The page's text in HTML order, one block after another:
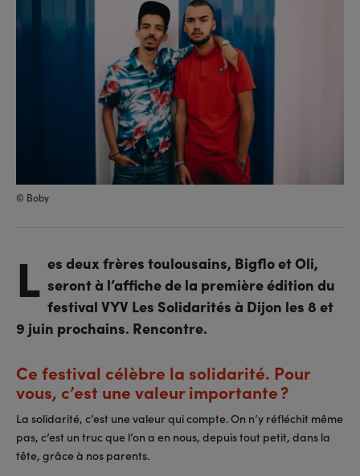
© Boby
L es deux frères toulousains, Bigflo et Oli,
seront à l’affiche de la première édition du
festival VYV Les Solidarités à Dijon les 8 et
9 juin prochains. Rencontre.
Ce festival célèbre la solidarité. Pour
vous, c’est une valeur importante ?
La solidarité, c’est une valeur qui compte. On n’y réfléchit même
pas, c’est un truc que l’on a en nous, depuis tout petit, dans la
tête, grâce à nos parents.